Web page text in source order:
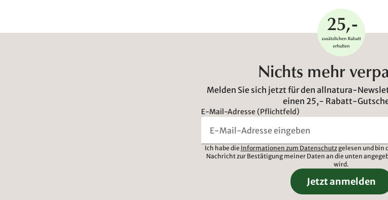
Nichts mehr
Melden Sie sich jetzt für den allnatura-
einen 25,- Rabatt-
E-Mail-Adresse (Pflichtfeld)
Ich habe die Informationen zum Datenschutzgelesen und bin
Nachricht zur Bestätigung meiner Daten an die unten
wird.
Jetzt anmelden